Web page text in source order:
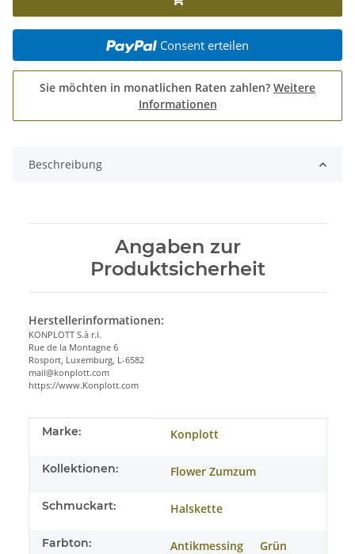
Consent erteilen
Sie möchten in monatlichen Raten zahlen? Weitere
Informationen
Beschreibung
Angaben zur
Produktsicherheit
Herstellerinformationen:
KONPLOTT S.à r.l.
Rue de la Montagne 6
Rosport, Luxemburg, L-6582
mail@konplott.com
https://www.Konplott.com
Produkteigenschaft
Wert
Marke: Konplott
Kollektionen: Flower Zumzum
Schmuckart: Halskette
Farbton: Antikmessing Grün